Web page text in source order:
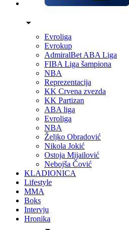
Evroliga
Evrokup
AdmiralBet ABA Liga
FIBA Liga šampiona
NBA
Reprezentacija
KK Crvena zvezda
KK Partizan
ABA liga
Evroliga
NBA
Željko Obradović
Nikola Jokić
Ostoja Mijailović
Nebojša Čović
KLADIONICA
Lifestyle
MMA
Boks
Intervju
Hronika